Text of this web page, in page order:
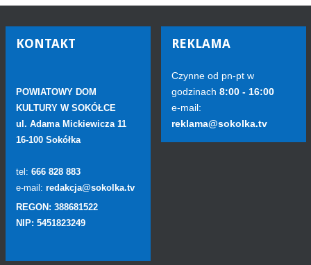
KONTAKT
POWIATOWY DOM
KULTURY W SOKÓŁCE
ul. Adama Mickiewicza 11
16-100 Sokółka
tel: 666 828 883
e-mail: redakcja@sokolka.tv
REGON: 388681522
NIP: 5451823249
REKLAMA
Czynne od pn-pt w
godzinach 8:00 - 16:00
e-mail:
reklama@sokolka.tv